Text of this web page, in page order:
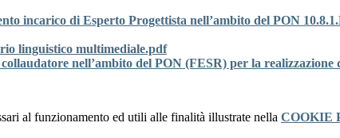
incarico di Esperto Progettista nell’ambito del PON
linguistico multimediale.pdf
nell’ambito del PON (FESR) per la
al funzionamento ed utili alle finalità illustrate nella COOKIE